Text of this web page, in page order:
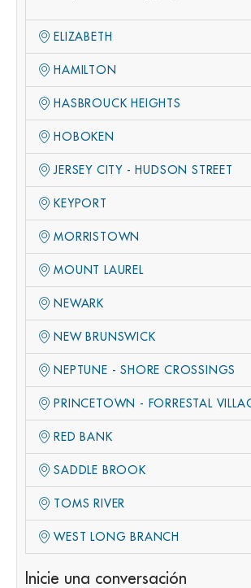
ELIZABETH
HAMILTON
HASBROUCK HEIGHTS
HOBOKEN
JERSEY CITY - HUDSON STREET
KEYPORT
MORRISTOWN
MOUNT LAUREL
NEWARK
NEW BRUNSWICK
NEPTUNE - SHORE CROSSINGS
PRINCETOWN - FORRESTAL
RED BANK
SADDLE BROOK
TOMS RIVER
WEST LONG BRANCH
Inicie una conversación